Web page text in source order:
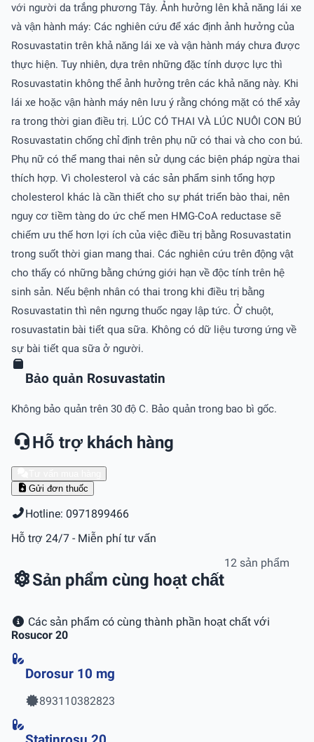
với người da trắng phương Tây. Ảnh hưởng lên khả năng lái xe
và vận hành máy: Các nghiên cứu để xác định ảnh hưởng của
Rosuvastatin trên khả năng lái xe và vận hành máy chưa được
thực hiện. Tuy nhiên, dựa trên những đặc tính dược lực thì
Rosuvastatin không thể ảnh hưởng trên các khả năng này. Khi
lái xe hoặc vận hành máy nên lưu ý rằng chóng mặt có thể xảy
ra trong thời gian điều trị. LÚC CÓ THAI VÀ LÚC NUÔI CON BÚ
Rosuvastatin chống chỉ định trên phụ nữ có thai và cho con bú.
Phụ nữ có thể mang thai nên sử dụng các biện pháp ngừa thai
thích hợp. Vì cholesterol và các sản phẩm sinh tổng hợp
cholesterol khác là cần thiết cho sự phát triển bào thai, nên
nguy cơ tiềm tàng do ức chế men HMG-CoA reductase sẽ
chiếm ưu thế hơn lợi ích của việc điều trị bằng Rosuvastatin
trong suốt thời gian mang thai. Các nghiên cứu trên động vật
cho thấy có những bằng chứng giới hạn về độc tính trên hệ
sinh sản. Nếu bệnh nhân có thai trong khi điều trị bằng
Rosuvastatin thì nên ngưng thuốc ngay lập tức. Ở chuột,
rosuvastatin bài tiết qua sữa. Không có dữ liệu tương ứng về
sự bài tiết qua sữa ở người.
Bảo quản Rosuvastatin
Không bảo quản trên 30 độ C. Bảo quản trong bao bì gốc.
Hỗ trợ khách hàng
Gửi đơn thuốc
Hotline: 0971899466
Hỗ trợ 24/7 - Miễn phí tư vấn
Sản phẩm cùng hoạt chất
12 sản phẩm
Các sản phẩm có cùng thành phần hoạt chất với
Rosucor 20
Dorosur 10 mg
893110382823